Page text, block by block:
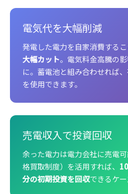
電気代を大幅削減
発電した電力を自家消費するこ
大幅カット。電気料金高騰の
に。蓄電池と組み合わせれば
を使用できます。
売電収入で投資回収
余った電力は電力会社に売電
格買取制度）を活用すれば、
分の初期投資を回収できるケー